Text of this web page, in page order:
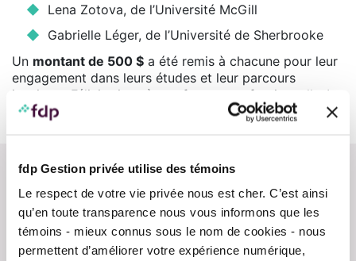
fdp Gestion privée utilise des témoins
Le respect de votre vie privée nous est cher. C’est ainsi
qu’en toute transparence nous vous informons que les
témoins - mieux connus sous le nom de cookies - nous
permettent d’améliorer votre expérience numérique,
Lena Zotova, de l’Université McGill
Gabrielle Léger, de l’Université de Sherbrooke
Un montant de 500 $ a été remis à chacune pour leur
engagement dans leurs études et leur parcours
inspirant. Félicitations à nos futures professionnelles!
Nous contacter